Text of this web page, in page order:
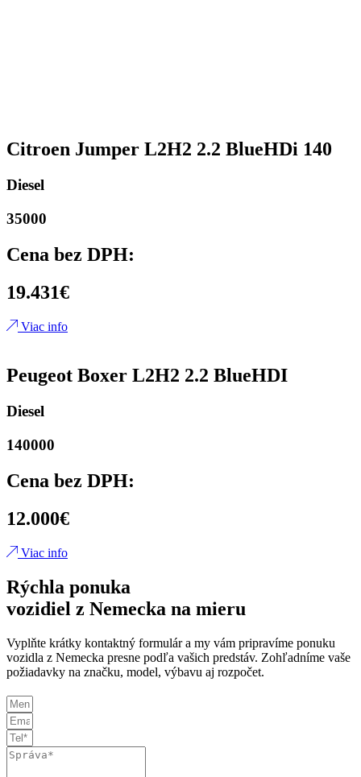
Citroen Jumper L2H2 2.2 BlueHDi 140
Diesel
35000
Cena bez DPH:
19.431€
Viac info
Peugeot Boxer L2H2 2.2 BlueHDI
Diesel
140000
Cena bez DPH:
12.000€
Viac info
Rýchla ponuka
vozidiel z Nemecka na mieru
Vyplňte krátky kontaktný formulár a my vám pripravíme ponuku
vozidla z Nemecka presne podľa vašich predstáv. Zohľadníme vaše
požiadavky na značku, model, výbavu aj rozpočet.